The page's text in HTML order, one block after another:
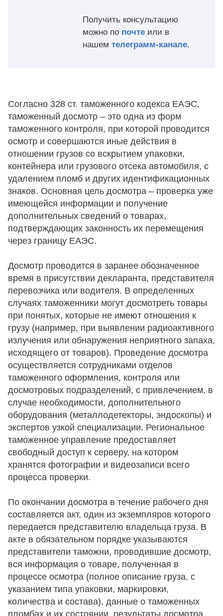
Получить консультацию
можно по почте или в
нашем телеграмм-канале.
Согласно 328 ст. таможенного кодекса ЕАЭС,
таможенный досмотр – это одна из форм
таможенного контроля, при которой проводится
осмотр и совершаются иные действия в
отношении грузов со вскрытием упаковки,
контейнера или грузового отсека автомобиля, с
удалением пломб и других идентификационных
знаков. Основная цель досмотра – проверка уже
имеющейся информации и получение
дополнительных сведений о товарах,
подтверждающих законность их перемещения
через границу ЕАЭС.
Досмотр проводится в заранее обозначенное
время в присутствии декларанта, представителя
перевозчика или водителя. В определенных
случаях таможенники могут досмотреть товары
при понятых, которые не имеют отношения к
грузу (например, при выявлении радиоактивного
излучения или обнаружения неприятного запаха,
исходящего от товаров). Проведение досмотра
осуществляется сотрудниками отделов
таможенного оформления, контроля или
досмотровых подразделений, с привлечением, в
случае необходимости, дополнительного
оборудования (металлодетекторы, эндоскопы) и
экспертов узкой специализации. Региональное
таможенное управление предоставляет
свободный доступ к серверу, на котором
хранятся фотографии и видеозаписи всего
процесса проверки.
По окончании досмотра в течение рабочего дня
составляется акт, один из экземпляров которого
передается представителю владельца груза. В
акте в обязательном порядке указываются
представители таможни, проводившие досмотр,
вся информация о товаре, полученная в
процессе осмотра (полное описание груза, с
указанием типа упаковки, маркировки,
количества и состава), данные о таможенных
пломбах и их состоянии, результаты досмотра.